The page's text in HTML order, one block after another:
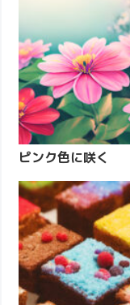
ピンク色に咲く